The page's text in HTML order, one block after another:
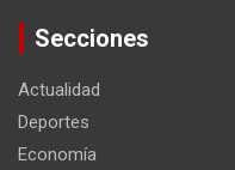
Secciones
Actualidad
Deportes
Economía